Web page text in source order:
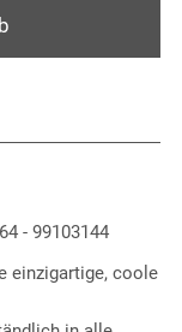
- 99103144
einzigartige, coole